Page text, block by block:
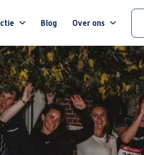
Blog Over ons